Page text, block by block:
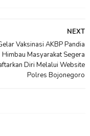
NEXT
Vaksinasi AKBP Pandia
Himbau Masyarakat Segera
Diri Melalui Website
Polres Bojonegoro